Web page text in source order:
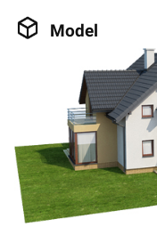
Model